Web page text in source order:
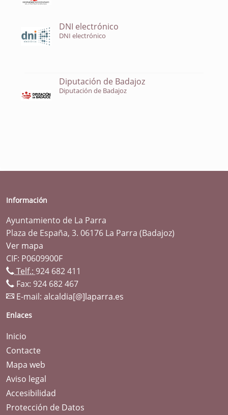
DNI electrónico
DNI electrónico
Diputación de Badajoz
Diputación de Badajoz
Información
Ayuntamiento de La Parra
Plaza de España, 3. 06176 La Parra (Badajoz)
Ver mapa
CIF: P0609900F
Telf.: 924 682 411
Fax: 924 682 467
E-mail: alcaldia[@]laparra.es
Enlaces
Inicio
Contacte
Mapa web
Aviso legal
Accesibilidad
Protección de Datos